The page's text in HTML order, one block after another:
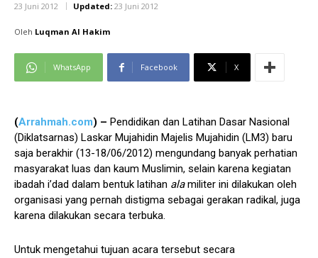
23 Juni 2012 Updated: 23 Juni 2012
Oleh Luqman Al Hakim
WhatsApp Facebook X
(Arrahmah.com) – Pendidikan dan Latihan Dasar Nasional
(Diklatsarnas) Laskar Mujahidin Majelis Mujahidin (LM3) baru
saja berakhir (13-18/06/2012) mengundang banyak perhatian
masyarakat luas dan kaum Muslimin, selain karena kegiatan
ibadah i’dad dalam bentuk latihan alamiliter ini dilakukan oleh
organisasi yang pernah distigma sebagai gerakan radikal, juga
karena dilakukan secara terbuka.
Untuk mengetahui tujuan acara tersebut secara